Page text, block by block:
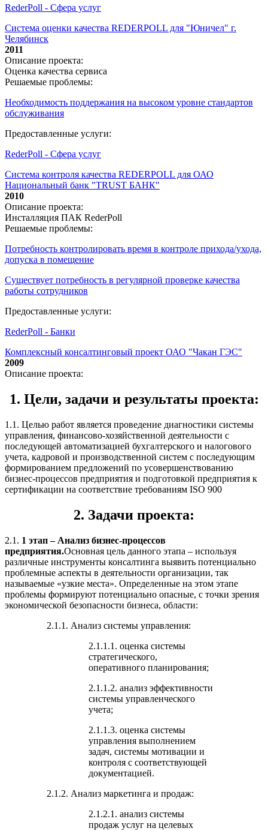
RederPoll - Сфера услуг
Система оценки качества REDERPOLL для "Юничел" г.
Челябинск
2011
Описание проекта:
Оценка качества сервиса
Решаемые проблемы:
Необходимость поддержания на высоком уровне стандартов
обслуживания
Предоставленные услуги:
RederPoll - Сфера услуг
Система контроля качества REDERPOLL для ОАО
Национальный банк "TRUST БАНК"
2010
Описание проекта:
Инсталляция ПАК RederPoll
Решаемые проблемы:
Потребность контролировать время в контроле прихода/ухода,
допуска в помещение
Существует потребность в регулярной проверке качества
работы сотрудников
Предоставленные услуги:
RederPoll - Банки
Комплексный консалтинговый проект ОАО "Чакан ГЭС"
2009
Описание проекта:
1. Цели, задачи и результаты проекта:
1.1. Целью работ является проведение диагностики системы
управления, финансово-хозяйственной деятельности с
последующей автоматизацией бухгалтерского и налогового
учета, кадровой и производственной систем с последующим
формированием предложений по усовершенствованию
бизнес-процессов предприятия и подготовкой предприятия к
сертификации на соответствие требованиям ISO 900
2. Задачи проекта:
2.1. 1 этап – Анализ бизнес-процессов
предприятия.Основная цель данного этапа – используя
различные инструменты консалтинга выявить потенциально
проблемные аспекты в деятельности организации, так
называемые «узкие места». Определенные на этом этапе
проблемы формируют потенциально опасные, с точки зрения
экономической безопасности бизнеса, области:
2.1.1. Анализ системы управления:
2.1.1.1. оценка системы
стратегического,
оперативного планирования;
2.1.1.2. анализ эффективности
системы управленческого
учета;
2.1.1.3. оценка системы
управления выполнением
задач, системы мотивации и
контроля с соответствующей
документацией.
2.1.2. Анализ маркетинга и продаж:
2.1.2.1. анализ системы
продаж услуг на целевых